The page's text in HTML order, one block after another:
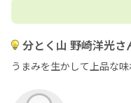
分とく山 野崎洋光さ
うまみを生かして上品な